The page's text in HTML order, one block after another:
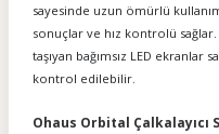
sayesinde uzun ömürlü
sonuçlar ve hız kontrolü
taşıyan bağımsız LED ekranlar
kontrol edilebilir.
Ohaus Orbital Çalkalayıcı